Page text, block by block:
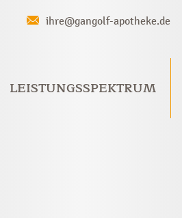
ihre@gangolf-apotheke.de
LEISTUNGSSPEKTRUM